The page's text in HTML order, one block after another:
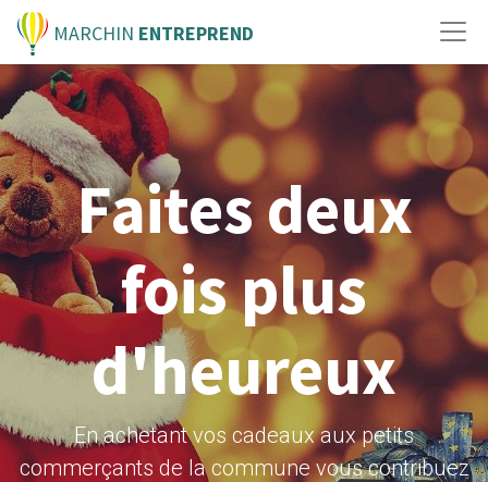
MARCHIN ENTREPREND
Faites deux
fois plus
d'heureux
En achetant vos cadeaux aux petits
commerçants de la commune vous contribuez